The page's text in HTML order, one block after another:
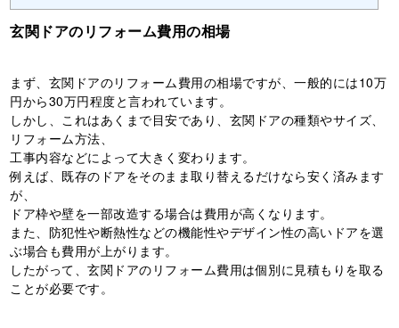
玄関ドアのリフォーム費用の相場
まず、玄関ドアのリフォーム費用の相場ですが、一般的には10万
円から30万円程度と言われています。
しかし、これはあくまで目安であり、玄関ドアの種類やサイズ、
リフォーム方法、
工事内容などによって大きく変わります。
例えば、既存のドアをそのまま取り替えるだけなら安く済みます
が、
ドア枠や壁を一部改造する場合は費用が高くなります。
また、防犯性や断熱性などの機能性やデザイン性の高いドアを選
ぶ場合も費用が上がります。
したがって、玄関ドアのリフォーム費用は個別に見積もりを取る
ことが必要です。